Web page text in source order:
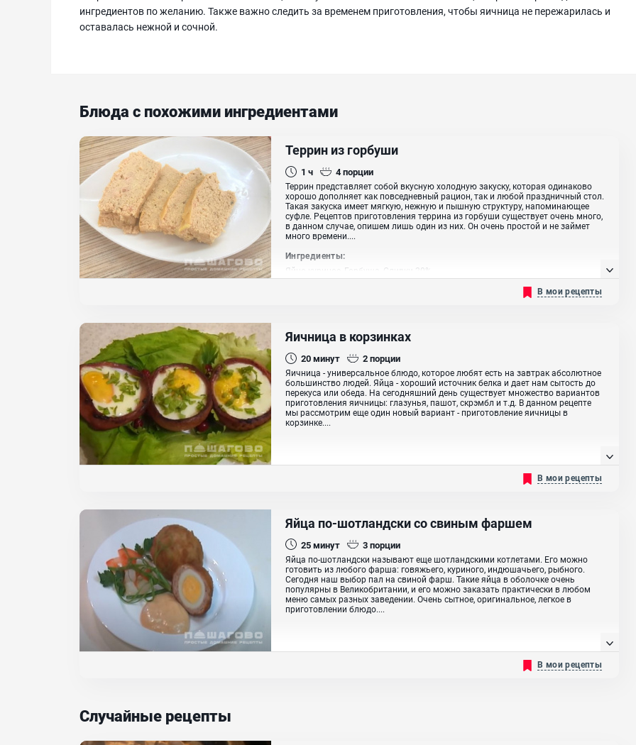
ингредиентов по желанию. Также важно следить за временем приготовления, чтобы яичница не пережарилась и
оставалась нежной и сочной.
Блюда с похожими ингредиентами
Террин из горбуши
1 ч 4порции
Террин представляет собой вкусную холодную закуску, которая одинаково
хорошо дополняет как повседневный рацион, так и любой праздничный стол.
Такая закуска имеет мягкую, нежную и пышную структуру, напоминающее
суфле. Рецептов приготовления террина из горбуши существует очень много,
в данном случае, опишем лишь один из них. Он очень простой и не займет
много времени....
Ингредиенты:
Яйцо куриное, Горбуша, Сливки 20%
В мои рецепты
Яичница в корзинках
20минут 2порции
Яичница - универсальное блюдо, которое любят есть на завтрак абсолютное
большинство людей. Яйца - хороший источник белка и дает нам сытость до
перекуса или обеда. На сегодняшний день существует множество вариантов
приготовления яичницы: глазунья, пашот, скрэмбл и т.д. В данном рецепте
мы рассмотрим еще один новый вариант - приготовление яичницы в
корзинке....
В мои рецепты
Яйца по-шотландски со свиным фаршем
25минут 3порции
Яйца по-шотландски называют еще шотландскими котлетами. Его можно
готовить из любого фарша: говяжьего, куриного, индюшачьего, рыбного.
Сегодня наш выбор пал на свиной фарш. Такие яйца в оболочке очень
популярны в Великобритании, и его можно заказать практически в любом
меню самых разных заведении. Очень сытное, оригинальное, легкое в
приготовлении блюдо....
В мои рецепты
Случайные рецепты